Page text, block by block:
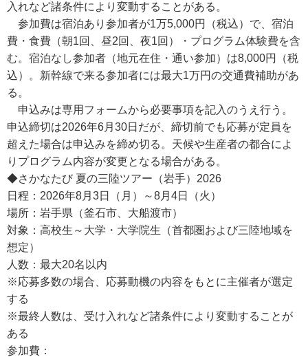
入れなど諸条件により変動することがある。
参加費は宿泊あり参加者が1万5,000円（税込）で、宿泊
費・食費（朝1回、昼2回、夜1回）・プログラム体験費を含
む。宿泊なし参加者（地元在住・通い参加）は8,000円（税
込）。新幹線で来る参加者には最大1万円の交通費補助があ
る。
申込みは専用フォームから必要事項を記入のうえ行う。
申込締切は2026年6月30日だが、締切前でも応募が定員を
超えた場合は申込みを締め切る。天候や生産者の都合によ
りプログラム内容が変更となる場合がある。
◆さかなたび 夏の三陸ツアー（岩手）2026
日程：2026年8月3日（月）～8月4日（火）
場所：岩手県（釜石市、大船渡市）
対象：高校生～大学・大学院生（首都圏および三陸地域を
想定）
人数：最大20名以内
※応募多数の場合、応募動機の内容をもとに主催者が選定
する
※最終人数は、受け入れなど諸条件により変動することが
ある
参加費：